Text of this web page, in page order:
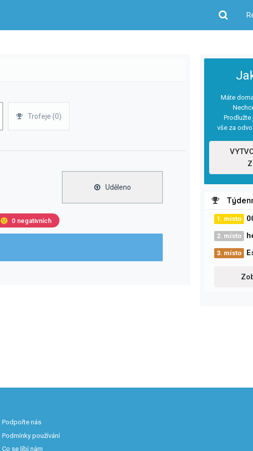
Hledat
Máte
Prodlužte
vše za
1. místo
2. místo
3. místo
Trofeje (0)
Uděleno
🙁 0 negativních
Podpořte nás
Podmínky používání
Co se líbí nám